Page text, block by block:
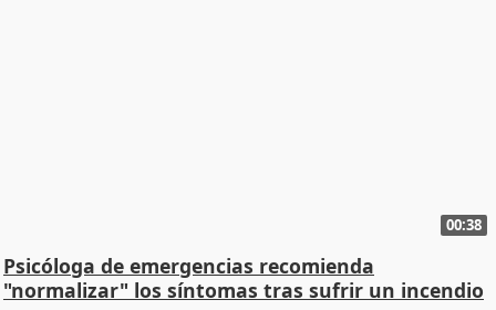
00:38
Psicóloga de emergencias recomienda
"normalizar" los síntomas tras sufrir un incendio